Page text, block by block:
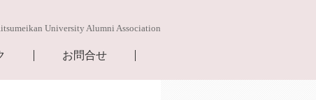
University Alumni Association
お問合せ